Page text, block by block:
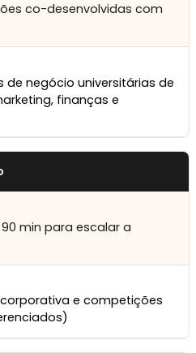
co-desenvolvidas com
negócio universitárias de
finanças e
min para escalar a
e competições